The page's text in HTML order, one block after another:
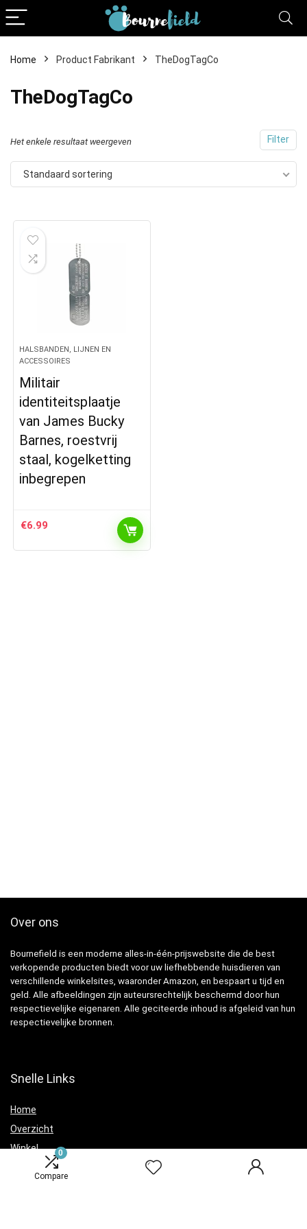
0
Compare
Home Product Fabrikant TheDogTagCo
TheDogTagCo
Filter
Het enkele resultaat weergeven
Standaard sortering
HALSBANDEN, LIJNEN EN
ACCESSOIRES
Militair
identiteitsplaatje
van James Bucky
Barnes, roestvrij
staal, kogelketting
inbegrepen
€6.99
Over ons
Bournefield is een moderne alles-in-één-prijswebsite die de best
verkopende producten biedt voor uw liefhebbende huisdieren van
verschillende winkelsites, waaronder Amazon, en bespaart u tijd en
geld. Alle afbeeldingen zijn auteursrechtelijk beschermd door hun
respectievelijke eigenaren. Alle geciteerde inhoud is afgeleid van hun
respectievelijke bronnen.
Snelle Links
Home
Overzicht
Winkel